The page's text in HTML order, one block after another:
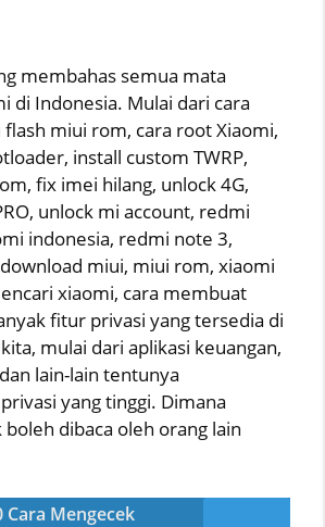
membahas semua mata
di Indonesia. Mulai dari cara
miui rom, cara root Xiaomi,
install custom TWRP,
fix imei hilang, unlock 4G,
unlock mi account, redmi
indonesia, redmi note 3,
miui, miui rom, xiaomi
xiaomi, cara membuat
fitur privasi yang tersedia di
mulai dari aplikasi keuangan,
lain-lain tentunya
yang tinggi. Dimana
dibaca oleh orang lain
Cara Mengecek